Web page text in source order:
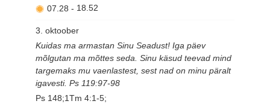
07.28 - 18.52
3. oktoober
Kuidas ma armastan Sinu Seadust! Iga päev
mõlgutan ma mõttes seda. Sinu käsud teevad mind
targemaks mu vaenlastest, sest nad on minu päralt
igavesti. Ps 119:97-98
Ps 148;1Tm 4:1-5;